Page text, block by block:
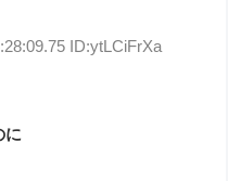
ID:ytLCiFrXa
に